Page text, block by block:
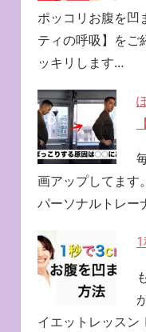
ポッコリお腹を凹
ティの呼吸】をご
ッキリします…
画アップしてます
パーソナルトレー
イエットレッス